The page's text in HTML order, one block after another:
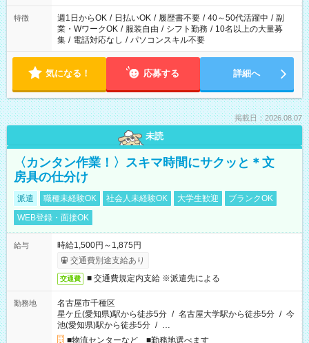
特徴 週1日からOK / 日払いOK / 履歴書不要 / 40～50代活躍中 / 副
業・WワークOK / 服装自由 / シフト勤務 / 10名以上の大量募
集 / 電話対応なし / パソコンスキル不要
気になる！ 応募する 詳細へ
掲載日：2026.08.07
未読
〈カンタン作業！〉スキマ時間にサクッと＊文
房具の仕分け
派遣 職種未経験OK 社会人未経験OK 大学生歓迎
ブランクOK
WEB登録・面接OK
給与
時給1,500円～1,875円
交通費別途支給あり
交通費 ■ 交通費規定内支給 ※派遣先による
勤務地
名古屋市千種区
星ケ丘(愛知県)駅から徒歩5分 / 名古屋大学駅から徒歩5分 / 今
池(愛知県)駅から徒歩5分 / …
■物流センターなど ■勤務地選べます